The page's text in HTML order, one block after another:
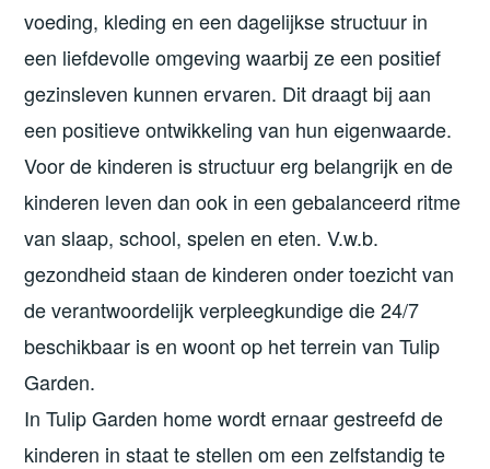
voeding, kleding en een dagelijkse structuur in
een liefdevolle omgeving waarbij ze een positief
gezinsleven kunnen ervaren. Dit draagt bij aan
een positieve ontwikkeling van hun eigenwaarde.
Voor de kinderen is structuur erg belangrijk en de
kinderen leven dan ook in een gebalanceerd ritme
van slaap, school, spelen en eten. V.w.b.
gezondheid staan de kinderen onder toezicht van
de verantwoordelijk verpleegkundige die 24/7
beschikbaar is en woont op het terrein van Tulip
Garden.
In Tulip Garden home wordt ernaar gestreefd de
kinderen in staat te stellen om een zelfstandig te